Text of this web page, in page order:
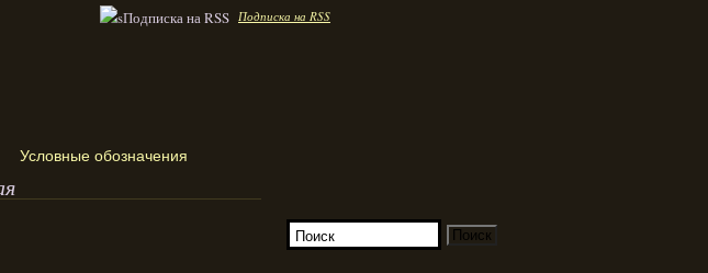
Подписка на RSS
Условные обозначения